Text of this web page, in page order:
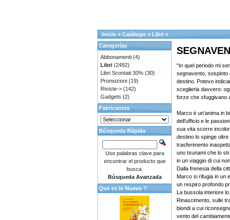
Inicio » Catálogo » Libri »
“In quel periodo mi
segnavento, sospinto
destino. Potevo
sceglierla davvero:
forze che sfuggivano
Marco è un’anima in
dell’ufficio e le
sua vita scorre
destino lo spinge
trasferimento
uno tsunami che lo
in un viaggio di cui
Dalla frenesia della
Marco si rifugia in un
un respiro profondo
La bussola interiore
Rinascimento, sulle
biondi a cui
vento del
Categorías
Abbonamenti (4)
Libri (2492)
Libri Scontati 30% (30)
Promozioni (19)
Riviste-> (142)
Gadgets (2)
Fabricantes
Búsqueda Rápida
Use palabras clave para
encontrar el producto que
busca.
Búsqueda Avanzada
Que es lo Nuevo ?